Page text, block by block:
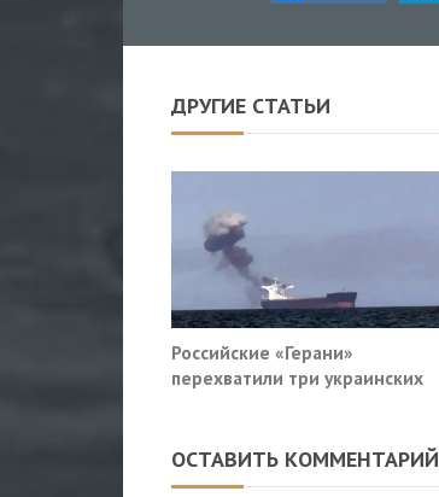
ДРУГИЕ СТАТЬИ
Российские «Герани»
перехватили три украинских
ОСТАВИТЬ КОММЕНТАРИЙ